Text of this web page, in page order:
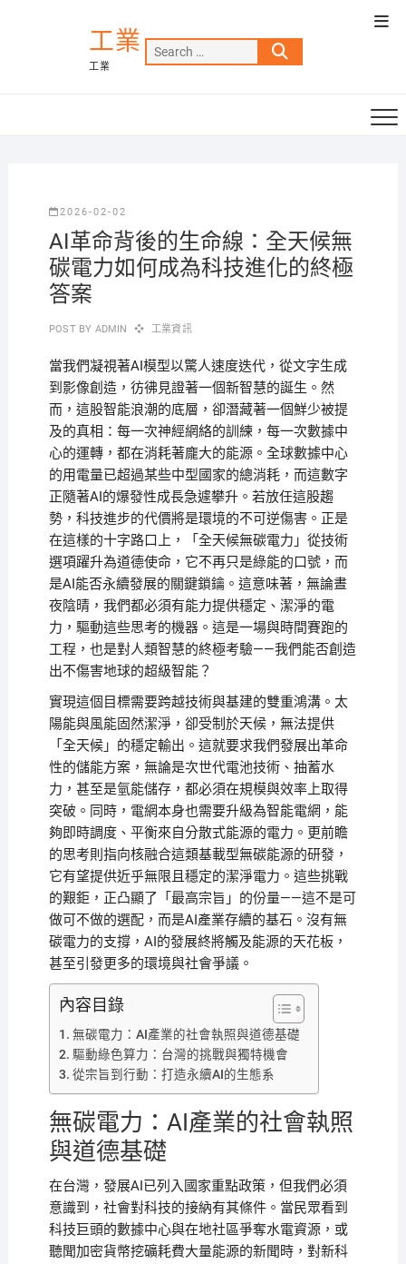
工業
工業
Search
…
2026-02-02
AI革命背後的生命線：全天候無
碳電力如何成為科技進化的終極
答案
POST BY ADMIN 工業資訊
當我們凝視著AI模型以驚人速度迭代，從文字生成
到影像創造，彷彿見證著一個新智慧的誕生。然
而，這股智能浪潮的底層，卻潛藏著一個鮮少被提
及的真相：每一次神經網絡的訓練，每一次數據中
心的運轉，都在消耗著龐大的能源。全球數據中心
的用電量已超過某些中型國家的總消耗，而這數字
正隨著AI的爆發性成長急遽攀升。若放任這股趨
勢，科技進步的代價將是環境的不可逆傷害。正是
在這樣的十字路口上，「全天候無碳電力」從技術
選項躍升為道德使命，它不再只是綠能的口號，而
是AI能否永續發展的關鍵鎖鑰。這意味著，無論晝
夜陰晴，我們都必須有能力提供穩定、潔淨的電
力，驅動這些思考的機器。這是一場與時間賽跑的
工程，也是對人類智慧的終極考驗——我們能否創造
出不傷害地球的超級智能？
實現這個目標需要跨越技術與基建的雙重鴻溝。太
陽能與風能固然潔淨，卻受制於天候，無法提供
「全天候」的穩定輸出。這就要求我們發展出革命
性的儲能方案，無論是次世代電池技術、抽蓄水
力，甚至是氫能儲存，都必須在規模與效率上取得
突破。同時，電網本身也需要升級為智能電網，能
夠即時調度、平衡來自分散式能源的電力。更前瞻
的思考則指向核融合這類基載型無碳能源的研發，
它有望提供近乎無限且穩定的潔淨電力。這些挑戰
的艱鉅，正凸顯了「最高宗旨」的份量——這不是可
做可不做的選配，而是AI產業存續的基石。沒有無
碳電力的支撐，AI的發展終將觸及能源的天花板，
甚至引發更多的環境與社會爭議。
內容目錄
無碳電力：AI產業的社會執照與道德基礎
驅動綠色算力：台灣的挑戰與獨特機會
從宗旨到行動：打造永續AI的生態系
無碳電力：AI產業的社會執照
與道德基礎
在台灣，發展AI已列入國家重點政策，但我們必須
意識到，社會對科技的接納有其條件。當民眾看到
科技巨頭的數據中心與在地社區爭奪水電資源，或
聽聞加密貨幣挖礦耗費大量能源的新聞時，對新科